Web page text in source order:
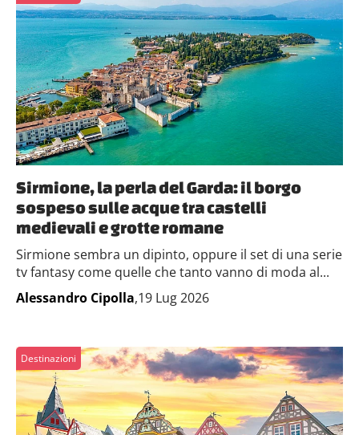
Sirmione, la perla del Garda: il borgo
sospeso sulle acque tra castelli
medievali e grotte romane
Sirmione sembra un dipinto, oppure il set di una serie
tv fantasy come quelle che tanto vanno di moda al...
Alessandro Cipolla,19 Lug 2026
Destinazioni